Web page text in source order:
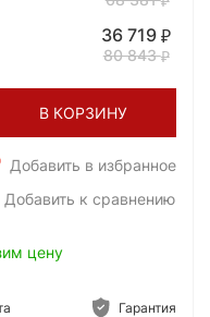
36 719
80 843
В КОРЗИНУ
Добавить в избранное
Добавить к сравнению
цену
Гарантия